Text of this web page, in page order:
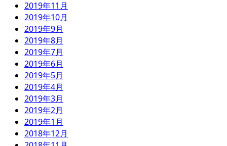
2019年11月
2019年10月
2019年9月
2019年8月
2019年7月
2019年6月
2019年5月
2019年4月
2019年3月
2019年2月
2019年1月
2018年12月